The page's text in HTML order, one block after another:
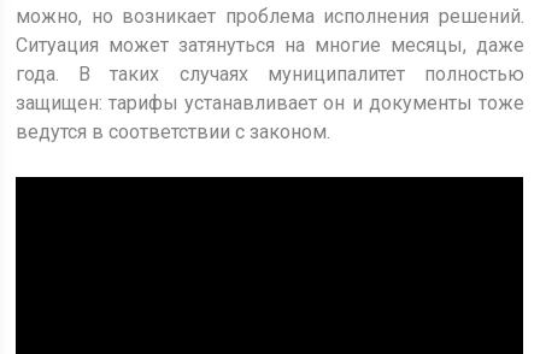
можно, но возникает проблема исполнения решений.
Ситуация может затянуться на многие месяцы, даже
года. В таких случаях муниципалитет полностью
защищен: тарифы устанавливает он и документы тоже
ведутся в соответствии с законом.